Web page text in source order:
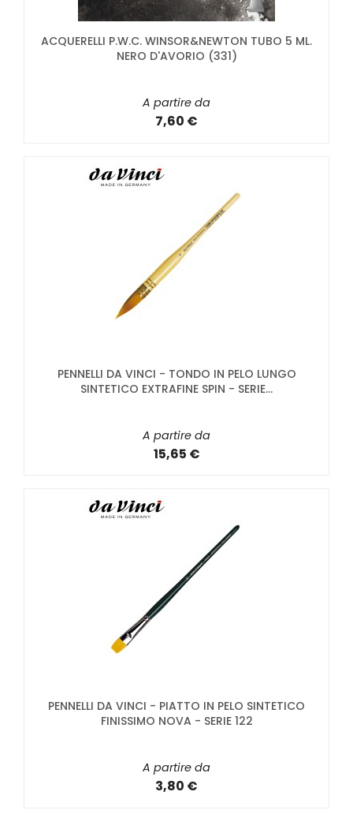
ACQUERELLI P.W.C. WINSOR&NEWTON TUBO 5 ML.
NERO D'AVORIO (331)
A partire da
7,60 €
PENNELLI DA VINCI - TONDO IN PELO LUNGO
SINTETICO EXTRAFINE SPIN - SERIE...
A partire da
15,65 €
PENNELLI DA VINCI - PIATTO IN PELO SINTETICO
FINISSIMO NOVA - SERIE 122
A partire da
3,80 €